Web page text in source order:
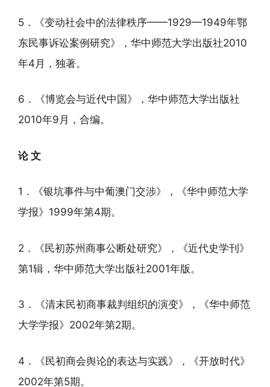
5．《变动社会中的法律秩序——1929—1949年鄂
东民事诉讼案例研究》，华中师范大学出版社2010
年4月，独著。
6．《博览会与近代中国》，华中师范大学出版社
2010年9月，合编。
论 文
1．《银坑事件与中葡澳门交涉》，《华中师范大学
学报》1999年第4期。
2．《民初苏州商事公断处研究》，《近代史学刊》
第1辑，华中师范大学出版社2001年版。
3．《清末民初商事裁判组织的演变》，《华中师范
大学学报》2002年第2期。
4．《民初商会舆论的表达与实践》，《开放时代》
2002年第5期。